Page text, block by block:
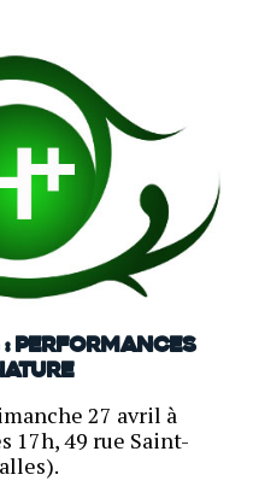
: Performances
27 avril à
17h, 49 rue Saint-